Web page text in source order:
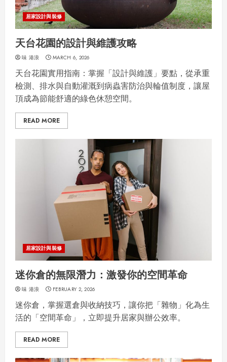
居家設計與裝修
天台花園的設計與維護攻略
味 港浪 MARCH 6, 2026
天台花園實用指南：掌握「設計與維護」要點，從承重
檢測、排水與自動灌溉到病蟲害防治與輪值制度，讓屋
頂成為節能舒適的綠色休憩空間。
READ MORE
居家設計與裝修
迷你倉的無限潛力：激發你的空間革命
味 港浪 FEBRUARY 2, 2026
迷你倉，掌握選倉與收納技巧，讓你把「雜物」化為生
活的「空間革命」，立即提升居家與辦公效率。
READ MORE